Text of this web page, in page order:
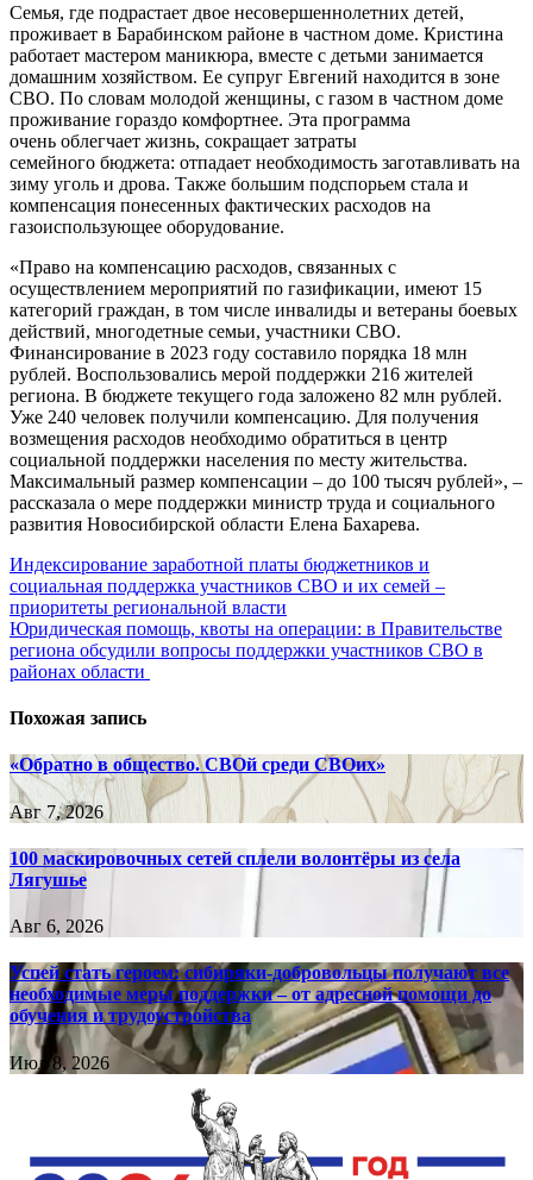
Семья, где подрастает двое несовершеннолетних детей,
проживает в Барабинском районе в частном доме. Кристина
работает мастером маникюра, вместе с детьми занимается
домашним хозяйством. Ее супруг Евгений находится в зоне
СВО. По словам молодой женщины, с газом в частном доме
проживание гораздо комфортнее. Эта программа
очень облегчает жизнь, сокращает затраты
семейного бюджета: отпадает необходимость заготавливать на
зиму уголь и дрова. Также большим подспорьем стала и
компенсация понесенных фактических расходов на
газоиспользующее оборудование.
«Право на компенсацию расходов, связанных с
осуществлением мероприятий по газификации, имеют 15
категорий граждан, в том числе инвалиды и ветераны боевых
действий, многодетные семьи, участники СВО.
Финансирование в 2023 году составило порядка 18 млн
рублей. Воспользовались мерой поддержки 216 жителей
региона. В бюджете текущего года заложено 82 млн рублей.
Уже 240 человек получили компенсацию. Для получения
возмещения расходов необходимо обратиться в центр
социальной поддержки населения по месту жительства.
Максимальный размер компенсации – до 100 тысяч рублей», –
рассказала о мере поддержки министр труда и социального
развития Новосибирской области Елена Бахарева.
Навигация
по
записям
Индексирование заработной платы бюджетников и
социальная поддержка участников СВО и их семей –
приоритеты региональной власти
Юридическая помощь, квоты на операции: в Правительстве
региона обсудили вопросы поддержки участников СВО в
районах области
Похожая запись
«Обратно в общество. СВОй среди СВОих»
Авг 7, 2026
100 маскировочных сетей сплели волонтёры из села
Лягушье
Авг 6, 2026
Успей стать героем: сибиряки-добровольцы получают все
необходимые меры поддержки – от адресной помощи до
обучения и трудоустройства
Июл 8, 2026